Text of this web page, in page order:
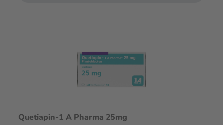
Quetiapin-1 A Pharma 25mg